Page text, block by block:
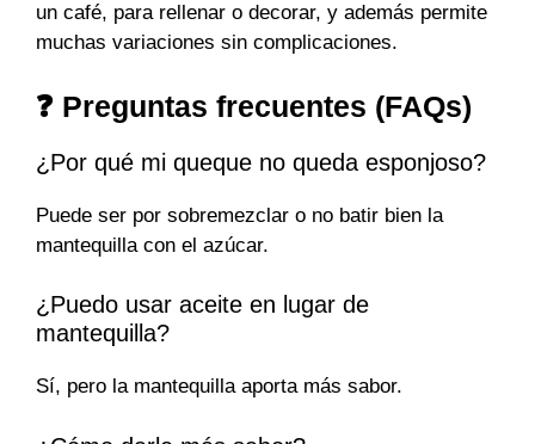
un café, para rellenar o decorar, y además permite
muchas variaciones sin complicaciones.
❓ Preguntas frecuentes (FAQs)
¿Por qué mi queque no queda esponjoso?
Puede ser por sobremezclar o no batir bien la
mantequilla con el azúcar.
¿Puedo usar aceite en lugar de
mantequilla?
Sí, pero la mantequilla aporta más sabor.